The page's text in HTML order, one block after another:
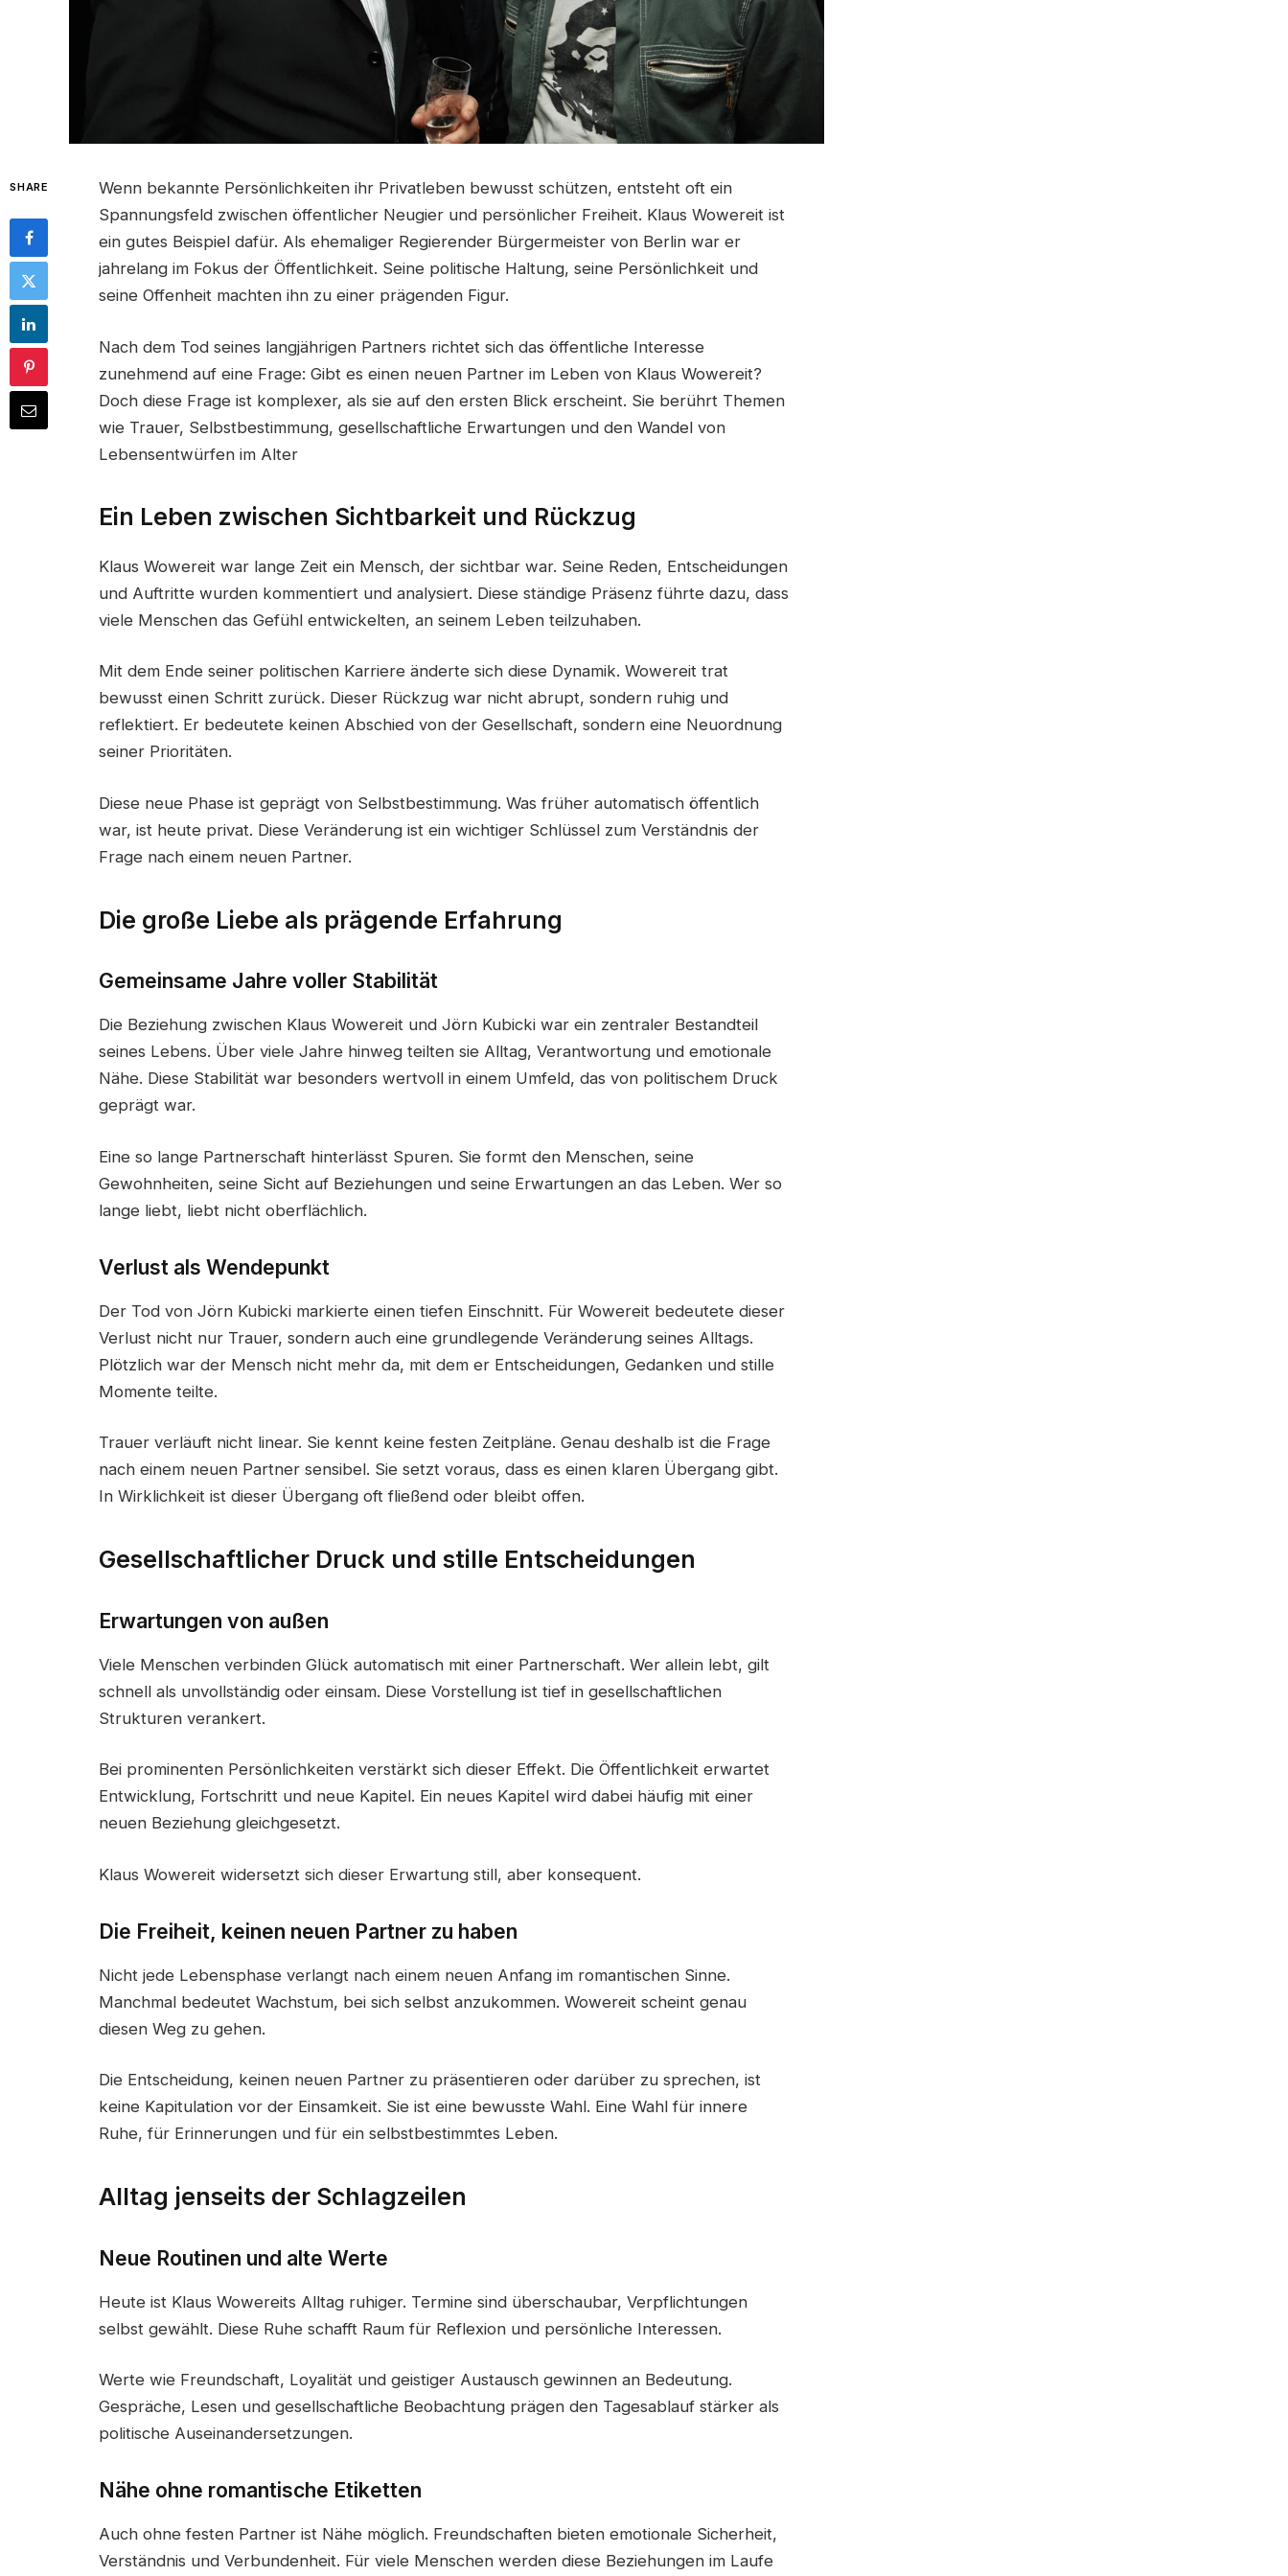
SHARE
Wenn bekannte Persönlichkeiten ihr Privatleben bewusst schützen, entsteht oft ein
Spannungsfeld zwischen öffentlicher Neugier und persönlicher Freiheit. Klaus Wowereit ist
ein gutes Beispiel dafür. Als ehemaliger Regierender Bürgermeister von Berlin war er
jahrelang im Fokus der Öffentlichkeit. Seine politische Haltung, seine Persönlichkeit und
seine Offenheit machten ihn zu einer prägenden Figur.
Nach dem Tod seines langjährigen Partners richtet sich das öffentliche Interesse
zunehmend auf eine Frage: Gibt es einen neuen Partner im Leben von Klaus Wowereit?
Doch diese Frage ist komplexer, als sie auf den ersten Blick erscheint. Sie berührt Themen
wie Trauer, Selbstbestimmung, gesellschaftliche Erwartungen und den Wandel von
Lebensentwürfen im Alter
Ein Leben zwischen Sichtbarkeit und Rückzug
Klaus Wowereit war lange Zeit ein Mensch, der sichtbar war. Seine Reden, Entscheidungen
und Auftritte wurden kommentiert und analysiert. Diese ständige Präsenz führte dazu, dass
viele Menschen das Gefühl entwickelten, an seinem Leben teilzuhaben.
Mit dem Ende seiner politischen Karriere änderte sich diese Dynamik. Wowereit trat
bewusst einen Schritt zurück. Dieser Rückzug war nicht abrupt, sondern ruhig und
reflektiert. Er bedeutete keinen Abschied von der Gesellschaft, sondern eine Neuordnung
seiner Prioritäten.
Diese neue Phase ist geprägt von Selbstbestimmung. Was früher automatisch öffentlich
war, ist heute privat. Diese Veränderung ist ein wichtiger Schlüssel zum Verständnis der
Frage nach einem neuen Partner.
Die große Liebe als prägende Erfahrung
Gemeinsame Jahre voller Stabilität
Die Beziehung zwischen Klaus Wowereit und Jörn Kubicki war ein zentraler Bestandteil
seines Lebens. Über viele Jahre hinweg teilten sie Alltag, Verantwortung und emotionale
Nähe. Diese Stabilität war besonders wertvoll in einem Umfeld, das von politischem Druck
geprägt war.
Eine so lange Partnerschaft hinterlässt Spuren. Sie formt den Menschen, seine
Gewohnheiten, seine Sicht auf Beziehungen und seine Erwartungen an das Leben. Wer so
lange liebt, liebt nicht oberflächlich.
Verlust als Wendepunkt
Der Tod von Jörn Kubicki markierte einen tiefen Einschnitt. Für Wowereit bedeutete dieser
Verlust nicht nur Trauer, sondern auch eine grundlegende Veränderung seines Alltags.
Plötzlich war der Mensch nicht mehr da, mit dem er Entscheidungen, Gedanken und stille
Momente teilte.
Trauer verläuft nicht linear. Sie kennt keine festen Zeitpläne. Genau deshalb ist die Frage
nach einem neuen Partner sensibel. Sie setzt voraus, dass es einen klaren Übergang gibt.
In Wirklichkeit ist dieser Übergang oft fließend oder bleibt offen.
Gesellschaftlicher Druck und stille Entscheidungen
Erwartungen von außen
Viele Menschen verbinden Glück automatisch mit einer Partnerschaft. Wer allein lebt, gilt
schnell als unvollständig oder einsam. Diese Vorstellung ist tief in gesellschaftlichen
Strukturen verankert.
Bei prominenten Persönlichkeiten verstärkt sich dieser Effekt. Die Öffentlichkeit erwartet
Entwicklung, Fortschritt und neue Kapitel. Ein neues Kapitel wird dabei häufig mit einer
neuen Beziehung gleichgesetzt.
Klaus Wowereit widersetzt sich dieser Erwartung still, aber konsequent.
Die Freiheit, keinen neuen Partner zu haben
Nicht jede Lebensphase verlangt nach einem neuen Anfang im romantischen Sinne.
Manchmal bedeutet Wachstum, bei sich selbst anzukommen. Wowereit scheint genau
diesen Weg zu gehen.
Die Entscheidung, keinen neuen Partner zu präsentieren oder darüber zu sprechen, ist
keine Kapitulation vor der Einsamkeit. Sie ist eine bewusste Wahl. Eine Wahl für innere
Ruhe, für Erinnerungen und für ein selbstbestimmtes Leben.
Alltag jenseits der Schlagzeilen
Neue Routinen und alte Werte
Heute ist Klaus Wowereits Alltag ruhiger. Termine sind überschaubar, Verpflichtungen
selbst gewählt. Diese Ruhe schafft Raum für Reflexion und persönliche Interessen.
Werte wie Freundschaft, Loyalität und geistiger Austausch gewinnen an Bedeutung.
Gespräche, Lesen und gesellschaftliche Beobachtung prägen den Tagesablauf stärker als
politische Auseinandersetzungen.
Nähe ohne romantische Etiketten
Auch ohne festen Partner ist Nähe möglich. Freundschaften bieten emotionale Sicherheit,
Verständnis und Verbundenheit. Für viele Menschen werden diese Beziehungen im Laufe